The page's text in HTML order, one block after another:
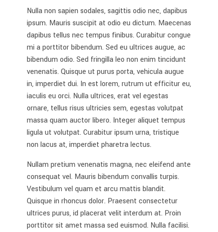
Nulla non sapien sodales, sagittis odio nec, dapibus
ipsum. Mauris suscipit at odio eu dictum. Maecenas
dapibus tellus nec tempus finibus. Curabitur congue
mi a porttitor bibendum. Sed eu ultrices augue, ac
bibendum odio. Sed fringilla leo non enim tincidunt
venenatis. Quisque ut purus porta, vehicula augue
in, imperdiet dui. In est lorem, rutrum ut efficitur eu,
iaculis eu orci. Nulla ultrices, erat vel egestas
ornare, tellus risus ultricies sem, egestas volutpat
massa quam auctor libero. Integer aliquet tempus
ligula ut volutpat. Curabitur ipsum urna, tristique
non lacus at, imperdiet pharetra lectus.
Nullam pretium venenatis magna, nec eleifend ante
consequat vel. Mauris bibendum convallis turpis.
Vestibulum vel quam et arcu mattis blandit.
Quisque in rhoncus dolor. Praesent consectetur
ultrices purus, id placerat velit interdum at. Proin
porttitor sit amet massa sed euismod. Nulla facilisi.